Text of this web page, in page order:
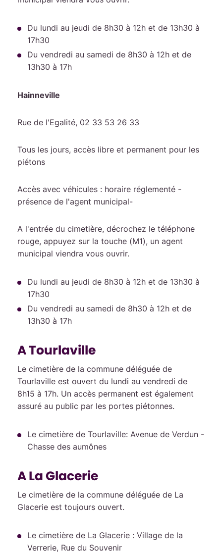
Du lundi au jeudi de 8h30 à 12h et de 13h30 à
17h30
Du vendredi au samedi de 8h30 à 12h et de
13h30 à 17h
Hainneville
Rue de l'Egalité, 02 33 53 26 33
Tous les jours, accès libre et permanent pour les
piétons
Accès avec véhicules : horaire réglementé -
présence de l'agent municipal-
A l'entrée du cimetière, décrochez le téléphone
rouge, appuyez sur la touche (M1), un agent
municipal viendra vous ouvrir.
Du lundi au jeudi de 8h30 à 12h et de 13h30 à
17h30
Du vendredi au samedi de 8h30 à 12h et de
13h30 à 17h
A Tourlaville
Le cimetière de la commune déléguée de
Tourlaville est ouvert du lundi au vendredi de
8h15 à 17h. Un accès permanent est également
assuré au public par les portes piétonnes.
Le cimetière de Tourlaville: Avenue de Verdun -
Chasse des aumônes
A La Glacerie
Le cimetière de la commune déléguée de La
Glacerie est toujours ouvert.
Le cimetière de La Glacerie : Village de la
Verrerie, Rue du Souvenir